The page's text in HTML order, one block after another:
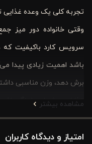
تجربه کلی یک وعده غذایی
وقتی خانواده دور میز
سرویس کارد باکیفیت که
باشد اهمیت زیادی پیدا
برش دهد، وزن مناسبی
غذاخوری شما هماهنگ باشد.
پلاستیکی می‌تواند
مشاهده بیشتر
امتیاز و دیدگاه کاربران